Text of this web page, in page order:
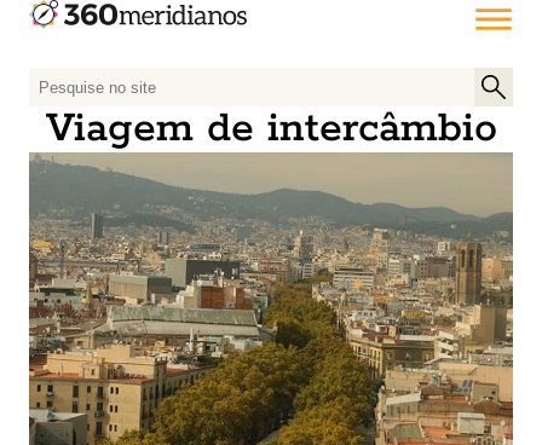
P
q
i
s
a
r
p
o
r
:
Viagem de intercâmbio